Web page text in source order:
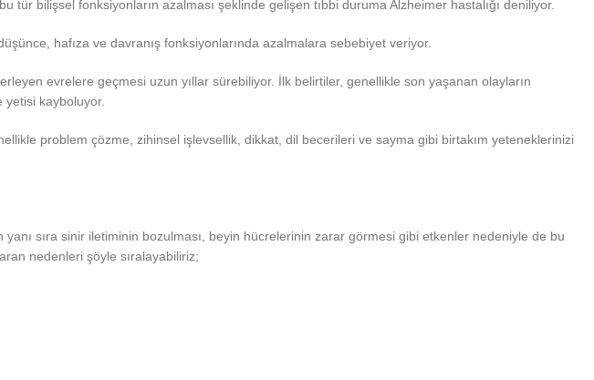
bilişsel fonksiyonların azalması şeklinde gelişen tıbbi duruma Alzheimer hastalığı deniliyor.
hafıza ve davranış fonksiyonlarında azalmalara sebebiyet veriyor.
evrelere geçmesi uzun yıllar sürebiliyor. İlk belirtiler, genellikle son yaşanan olayların
yetisi kayboluyor.
problem çözme, zihinsel işlevsellik, dikkat, dil becerileri ve sayma gibi birtakım yeteneklerinizi
sıra sinir iletiminin bozulması, beyin hücrelerinin zarar görmesi gibi etkenler nedeniyle de bu
nedenleri şöyle sıralayabiliriz;